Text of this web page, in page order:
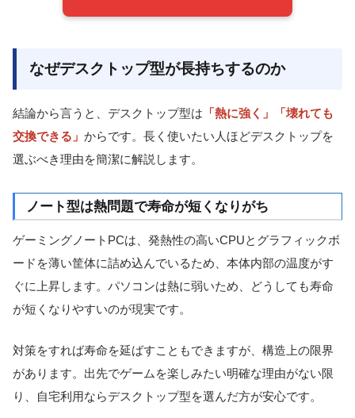
なぜデスクトップ型が長持ちするのか
結論から言うと、デスクトップ型は 「熱に強く」「壊れても
交換できる」 からです。長く使いたい人ほどデスクトップを
選ぶべき理由を簡潔に解説します。
ノート型は熱問題で寿命が短くなりがち
ゲーミングノートPCは、発熱性の高いCPUとグラフィックボ
ードを薄い筐体に詰め込んでいるため、本体内部の温度がす
ぐに上昇します。パソコンは熱に弱いため、どうしても寿命
が短くなりやすいのが現実です。
対策をすれば寿命を延ばすこともできますが、構造上の限界
があります。出先でゲームを楽しみたい明確な理由がない限
り、自宅利用ならデスクトップ型を選んだ方が安心です。